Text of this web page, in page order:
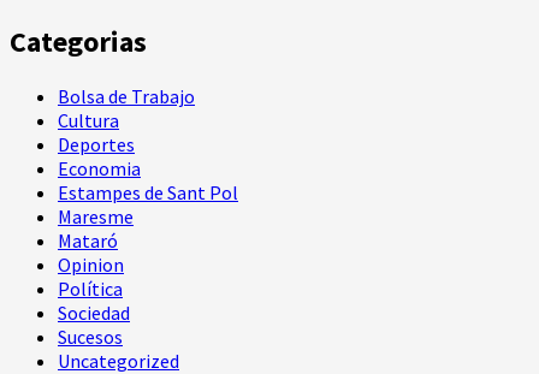
Categorias
Bolsa de Trabajo
Cultura
Deportes
Economia
Estampes de Sant Pol
Maresme
Mataró
Opinion
Política
Sociedad
Sucesos
Uncategorized